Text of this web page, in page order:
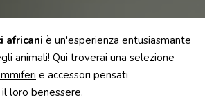
africani è un'esperienza entusiasmante
animali! Qui troverai una selezione
e accessori pensati
loro benessere.